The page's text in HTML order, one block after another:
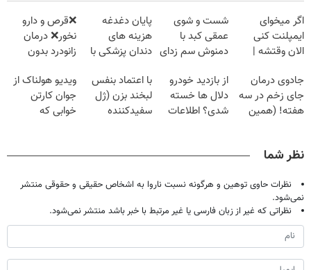
اگر میخوای
ایمپلنت کنی
الان وقتشه |
میلیون تومان!!!
شست و شوی
عمقی کبد با
دمنوش سم زدای
پایان دغدغه
هزینه های
دندان پزشکی با
خانگی
❌قرص‌ و دارو
نخور❌ درمان
زانودرد بدون
جادوی درمان
جای زخم در سه
هفته! (همین
از بازدید خودرو
دلال ها خسته
شدی؟ اطلاعات
با اعتماد بنفس
لبخند بزن (ژل
سفیدکننده
ویدیو هولناک از
جوان کارتن
خوابی که
نظر شما
نظرات حاوی توهین و هرگونه نسبت ناروا به اشخاص حقیقی و حقوقی منتشر
نمی‌شود.
نظراتی که غیر از زبان فارسی یا غیر مرتبط با خبر باشد منتشر نمی‌شود.